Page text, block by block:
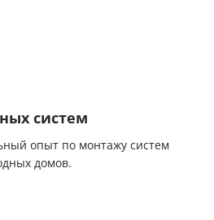
систем
опыт по монтажу систем
домов.